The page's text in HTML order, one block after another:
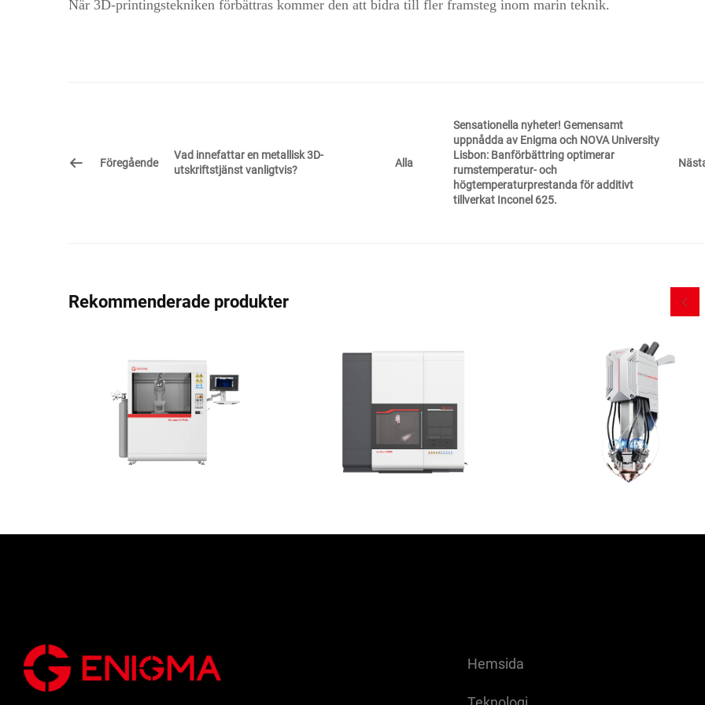
När 3D-printingstekniken förbättras kommer den att bidra till fler framsteg inom marin teknik.
Föregående
Vad innefattar en metallisk 3D-
utskriftstjänst vanligtvis?
Alla
Sensationella nyheter! Gemensamt
uppnådda av Enigma och NOVA University
Lisbon: Banförbättring optimerar
rumstemperatur- och
högtemperaturprestanda för additivt
tillverkat Inconel 625.
Rekommenderade produkter
Hemsida